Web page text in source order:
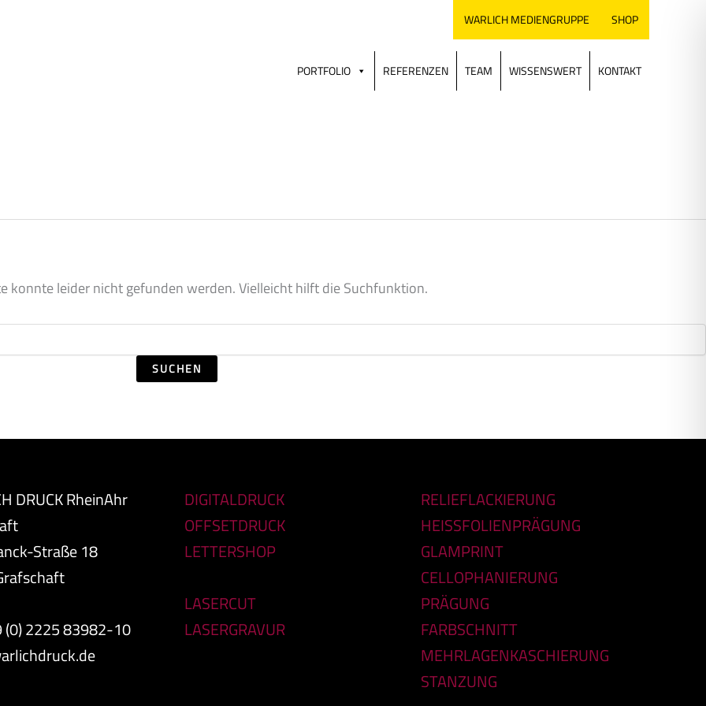
WARLICH MEDIENGRUPPE SHOP
PORTFOLIO REFERENZEN TEAM WISSENSWERT KONTAKT
konnte leider nicht gefunden werden. Vielleicht hilft die Suchfunktion.
DRUCK RheinAhr
Straße 18
(0) 2225 83982-10
DIGITALDRUCK
OFFSETDRUCK
LETTERSHOP
LASERCUT
LASERGRAVUR
RELIEFLACKIERUNG
HEISSFOLIENPRÄGUNG
GLAMPRINT
CELLOPHANIERUNG
PRÄGUNG
FARBSCHNITT
MEHRLAGENKASCHIERUNG
STANZUNG